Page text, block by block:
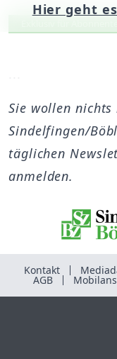
Hier geht
Sie wollen nichts
Sindelfingen/
täglichen
anmelden.
Kontakt
AGB